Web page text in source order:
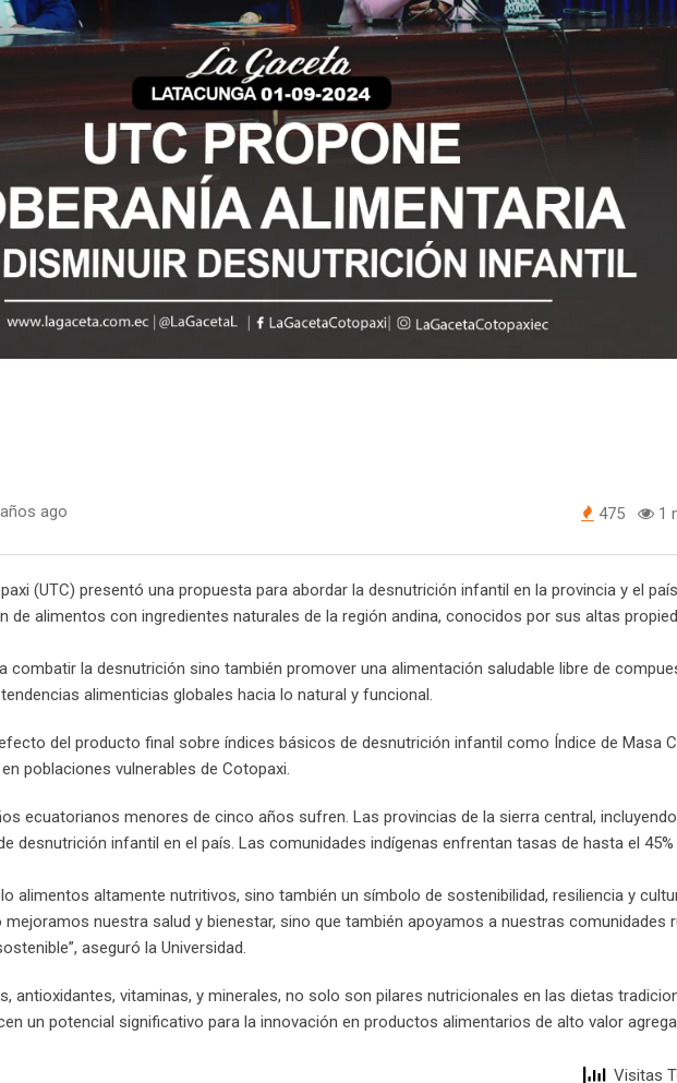
ago 475 1
(UTC) presentó una propuesta para abordar la desnutrición infantil en la provincia y el
de alimentos con ingredientes naturales de la región andina, conocidos por sus altas
combatir la desnutrición sino también promover una alimentación saludable libre de
alimenticias globales hacia lo natural y funcional.
del producto final sobre índices básicos de desnutrición infantil como Índice de Masa
poblaciones vulnerables de Cotopaxi.
ecuatorianos menores de cinco años sufren. Las provincias de la sierra central,
desnutrición infantil en el país. Las comunidades indígenas enfrentan tasas de hasta el 45%
alimentos altamente nutritivos, sino también un símbolo de sostenibilidad, resiliencia y
nuestra salud y bienestar, sino que también apoyamos a nuestras comunidades
aseguró la Universidad.
antioxidantes, vitaminas, y minerales, no solo son pilares nutricionales en las dietas
un potencial significativo para la innovación en productos alimentarios de alto valor
Visitas